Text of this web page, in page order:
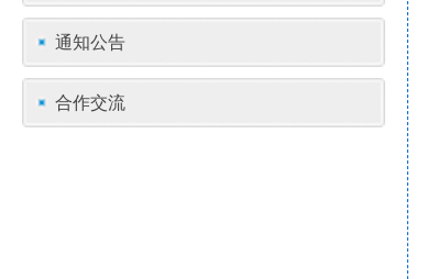
通知公告
合作交流